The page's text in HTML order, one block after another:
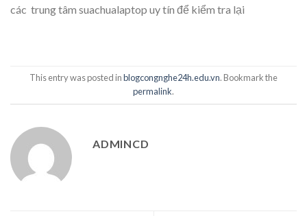
các trung tâm suachualaptop uy tín để kiểm tra lại
This entry was posted inblogcongnghe24h.edu.vn. Bookmark the
permalink.
ADMINCD